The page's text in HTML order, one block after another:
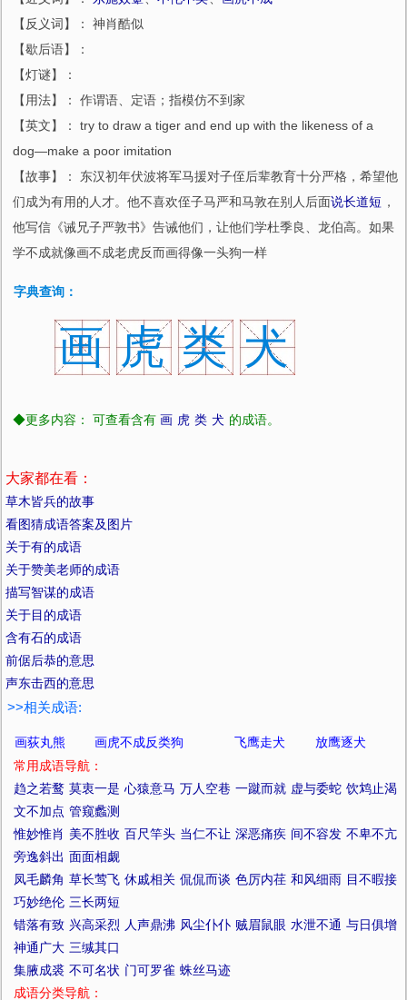
【反义词】： 神肖酷似
【歇后语】：
【灯谜】：
【用法】： 作谓语、定语；指模仿不到家
【英文】： try to draw a tiger and end up with the likeness of a
dog―make a poor imitation
【故事】： 东汉初年伏波将军马援对子侄后辈教育十分严格，希望他
们成为有用的人才。他不喜欢侄子马严和马敦在别人后面说长道短 ，
他写信《诫兄子严敦书》告诫他们，让他们学杜季良、龙伯高。如果
学不成就像画不成老虎反而画得像一头狗一样
字典查询：
画 虎 类 犬
◆更多内容： 可查看含有 画 虎 类 犬 的成语。
大家都在看：
草木皆兵的故事
看图猜成语答案及图片
关于有的成语
关于赞美老师的成语
描写智谋的成语
关于目的成语
含有石的成语
前倨后恭的意思
声东击西的意思
>>相关成语:
画荻丸熊 画虎不成反类狗 飞鹰走犬
放鹰逐犬
常用成语导航：
趋之若鹜 莫衷一是 心猿意马 万人空巷 一蹴而就 虚与委蛇 饮鸩止渴
文不加点 管窥蠡测
惟妙惟肖 美不胜收 百尺竿头 当仁不让 深恶痛疾 间不容发 不卑不亢
旁逸斜出 面面相觑
凤毛麟角 草长莺飞 休戚相关 侃侃而谈 色厉内荏 和风细雨 目不暇接
巧妙绝伦 三长两短
错落有致 兴高采烈 人声鼎沸 风尘仆仆 贼眉鼠眼 水泄不通 与日俱增
神通广大 三缄其口
集腋成裘 不可名状 门可罗雀 蛛丝马迹
成语分类导航：